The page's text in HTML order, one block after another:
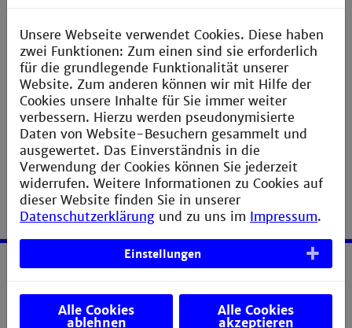
Impressum
Unsere Webseite verwendet Cookies. Diese haben
zwei Funktionen: Zum einen sind sie erforderlich
für die grundlegende Funktionalität unserer
Website. Zum anderen können wir mit Hilfe der
Cookies unsere Inhalte für Sie immer weiter
verbessern. Hierzu werden pseudonymisierte
Daten von Website-Besuchern gesammelt und
ausgewertet. Das Einverständnis in die
Verwendung der Cookies können Sie jederzeit
widerrufen. Weitere Informationen zu Cookies auf
dieser Website finden Sie in unserer
Datenschutzerklärung und zu uns im Impressum.
Einstellungen
Alle Cookies
ablehnen
Alle Cookies
akzeptieren